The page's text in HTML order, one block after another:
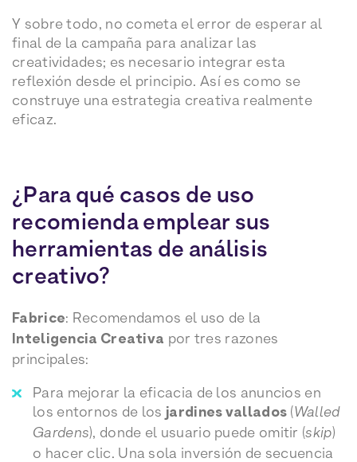
Y sobre todo, no cometa el error de esperar al
final de la campaña para analizar las
creatividades; es necesario integrar esta
reflexión desde el principio. Así es como se
construye una estrategia creativa realmente
eficaz.
¿Para qué casos de uso
recomienda emplear sus
herramientas de análisis
creativo?
Fabrice: Recomendamos el uso de la
Inteligencia Creativa por tres razones
principales:
Para mejorar la eficacia de los anuncios en
los entornos de los jardines vallados (Walled
Gardens), donde el usuario puede omitir (skip)
o hacer clic. Una sola inversión de secuencia